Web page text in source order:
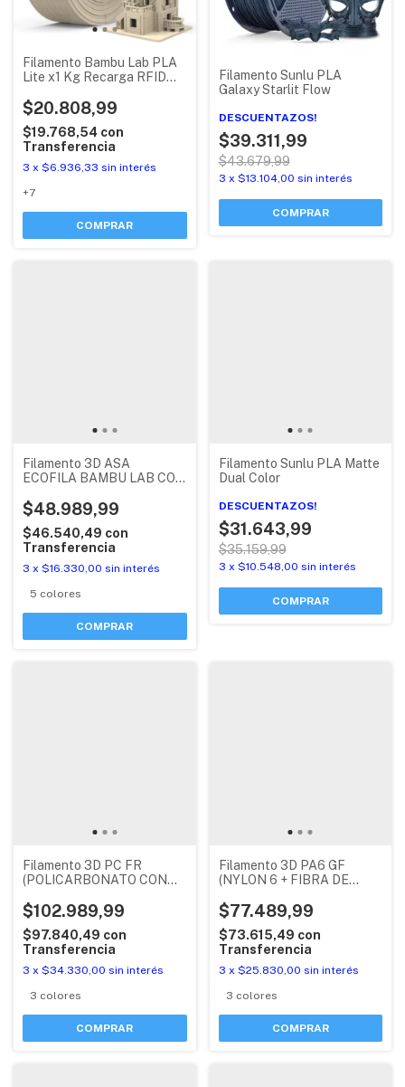
Filamento Bambu Lab PLA
Lite x1 Kg Recarga RFID
$20.808,99
$19.768,54 con
Transferencia
3 x $6.936,33 sin interés
+7
COMPRAR
Filamento Sunlu PLA
Galaxy Starlit Flow
DESCUENTAZOS!
$39.311,99
$43.679,99
3 x $13.104,00 sin interés
Filamento 3D ASA
ECOFILA BAMBU LAB CON
$48.989,99
$46.540,49 con
Transferencia
3 x $16.330,00 sin interés
5 colores
COMPRAR
Filamento Sunlu PLA Matte
Dual Color
DESCUENTAZOS!
$31.643,99
$35.159,99
3 x $10.548,00 sin interés
COMPRAR
Filamento 3D PC FR
(POLICARBONATO CON
ECOFILA BAMBU LAB CON
RFID
$102.989,99
$97.840,49 con
Transferencia
3 x $34.330,00 sin interés
3 colores
COMPRAR
Filamento 3D PA6 GF
(NYLON 6 + FIBRA DE
LAB CON RFID
$77.489,99
$73.615,49 con
Transferencia
3 x $25.830,00 sin interés
3 colores
COMPRAR